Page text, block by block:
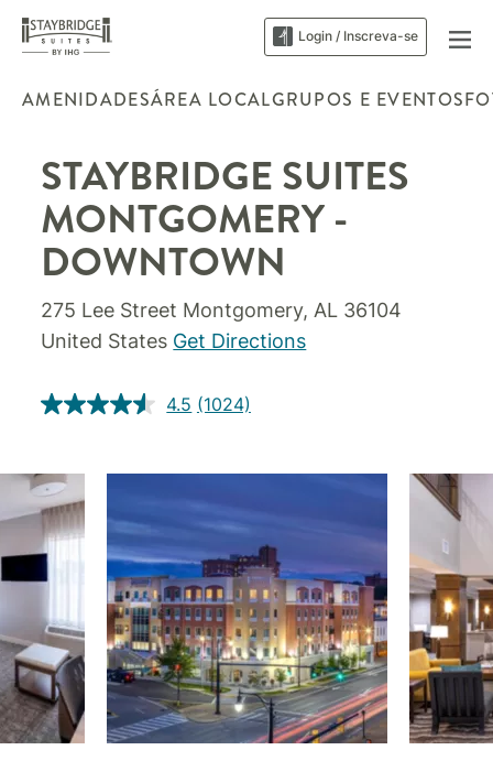
Login / Inscreva-se
AMENIDADESÁREA LOCALGRUPOS E EVENTOS
STAYBRIDGE SUITES
MONTGOMERY -
DOWNTOWN
275 Lee Street Montgomery, AL 36104
United States Get Directions
4.5 (1024)